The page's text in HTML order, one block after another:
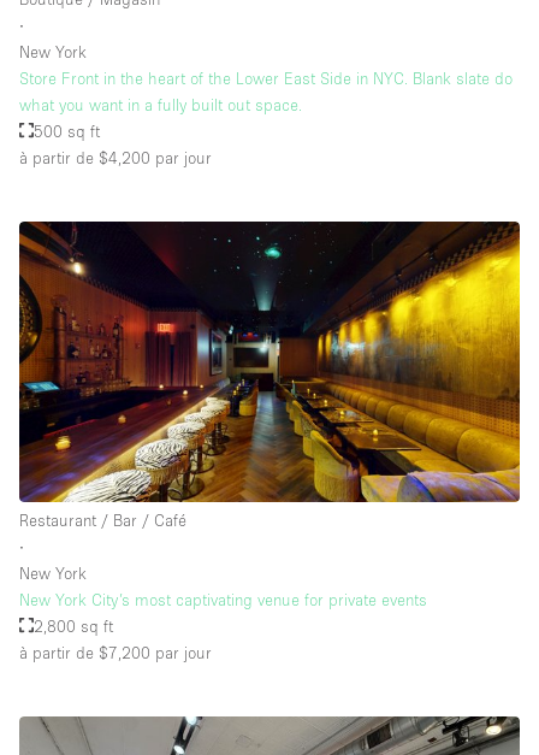
∙
New York
Store Front in the heart of the Lower East Side in NYC. Blank slate do
what you want in a fully built out space.
500 sq ft
à partir de $4,200 par jour
Restaurant / Bar / Café
∙
New York
New York City’s most captivating venue for private events
2,800 sq ft
à partir de $7,200 par jour